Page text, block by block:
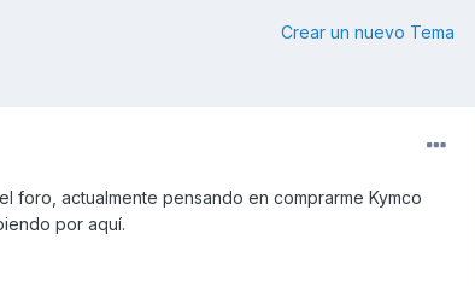
Crear un nuevo Tema
foro, actualmente pensando en comprarme Kymco
por aquí.